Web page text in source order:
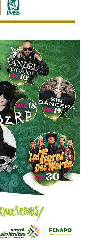
para
transporte.
que la competencia
y brindar un
podrá elegir la
comentó.
Uber no complete
con las
no podrá
Luis Potosí.
la plataforma oficial